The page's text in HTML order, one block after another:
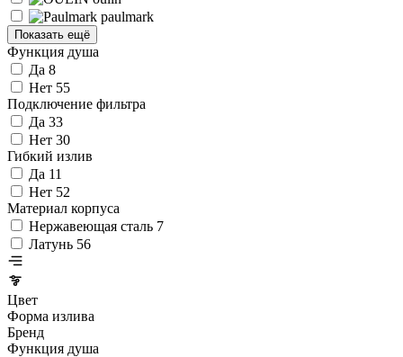
paulmark
Показать ещё
Функция душа
Да 8
Нет 55
Подключение фильтра
Да 33
Нет 30
Гибкий излив
Да 11
Нет 52
Материал корпуса
Нержавеющая сталь 7
Латунь 56
Цвет
Форма излива
Бренд
Функция душа